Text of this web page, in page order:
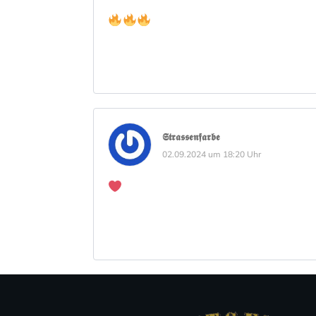
𝕾𝖙𝖗𝖆𝖘𝖘𝖊𝖓𝖋𝖆𝖗𝖇𝖊
02.09.2024 um 18:20 Uhr